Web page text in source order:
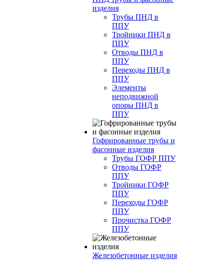
изделия
Трубы ПНД в
ППУ
Тройники ПНД в
ППУ
Отводы ПНД в
ППУ
Переходы ПНД в
ППУ
Элементы
неподвижной
опоры ПНД в
ППУ
Гофрированные трубы и
фасонные изделия
Трубы ГОФР ППУ
Отводы ГОФР
ППУ
Тройники ГОФР
ППУ
Переходы ГОФР
ППУ
Прочистка ГОФР
ППУ
Железобетонные изделия